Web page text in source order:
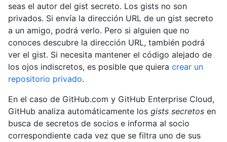
seas el autor del gist secreto. Los gists no son
privados. Si envía la dirección URL de un gist secreto
a un amigo, podrá verlo. Pero si alguien que no
conoces descubre la dirección URL, también podrá
ver el gist. Si necesita mantener el código alejado de
los ojos indiscretos, es posible que quiera crear un
repositorio privado.
En el caso de GitHub.com y GitHub Enterprise Cloud,
GitHub analiza automáticamente los gists secretos en
busca de secretos de socios e informa al socio
correspondiente cada vez que se filtra uno de sus